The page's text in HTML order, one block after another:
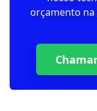
orçamento